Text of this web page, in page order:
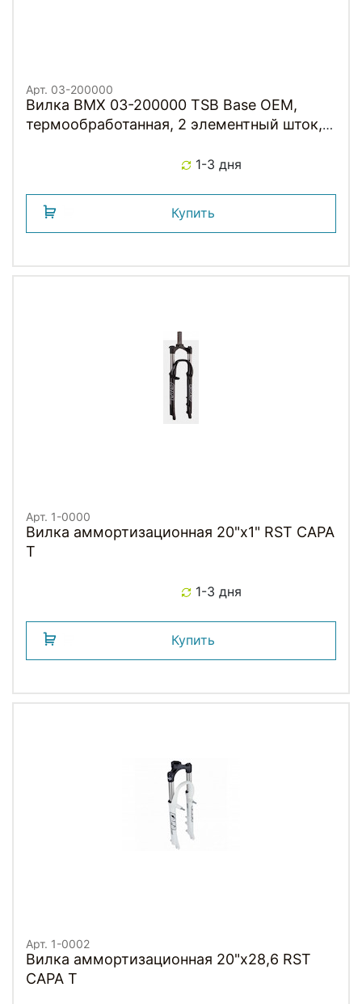
Арт. 03-200000
Вилка BMX 03-200000 TSB Base OEM,
термообработанная, 2 элементный шток,
1-3 дня
Купить
Арт. 1-0000
Вилка аммортизационная 20"х1" RST CAPA
T
1-3 дня
Купить
Арт. 1-0002
Вилка аммортизационная 20"х28,6 RST
CAPA T